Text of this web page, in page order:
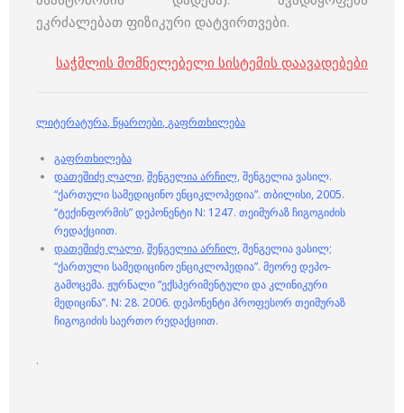
ეკრძალებათ ფიზიკური დატვირთვები.
საჭმლის მომნელებელი სისტემის დაავადებები
ლიტერატურა, წყაროები, გაფრთხილება
გაფრთხილება
დათეშიძე ლალი, შენგელია არჩილ, შენგელია ვასილ.
“ქართული სამედიცინო ენციკლოპედია”. თბილისი, 2005.
“ტექინფორმის” დეპონენტი N: 1247. თეიმურაზ ჩიგოგიძის
რედაქციით.
დათეშიძე ლალი, შენგელია არჩილ, შენგელია ვასილ;
“ქართული სამედიცინო ენციკლოპედია”. მეორე დეპო-
გამოცემა. ჟურნალი “ექსპერიმენტული და კლინიკური
მედიცინა”. N: 28. 2006. დეპონენტი პროფესორ თეიმურაზ
ჩიგოგიძის საერთო რედაქციით.
.